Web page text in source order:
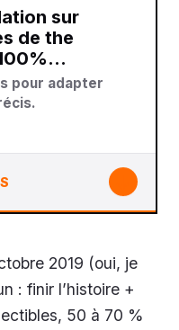
de the
pour adapter
2019 (oui, je
: finir l’histoire +
50 à 70 %